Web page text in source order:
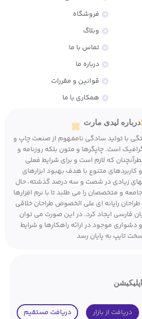
فروشگاه
وبلاگ
تماس با ما
درباره ما
قوانین و مقررات
همکاری با ما
درباره لیدی مارت
با تولید سادگی نامفهوم از صنعت چاپ و
است. چاپگرها و متون بلکه روزنامه و
که لازم است و برای شرایط فعلی
کاربردهای متنوع با هدف بهبود ابزارهای
زیادی در شصت و سه درصد گذشته، حال
و متخصصان را می طلبد تا با نرم افزارها
رایانه ای علی الخصوص طراحان خلاقی
فارسی ایجاد کرد. در این صورت می توان
موجود در ارائه راهکارها و شرایط
تایپ به پایان رسد
دریافت از بازار دریافت مستقیم